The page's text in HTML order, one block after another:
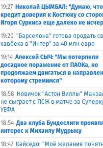
19:27 Николай ЦЫМБАЛ: "Думаю, что
кредит доверия к Костюку со
Игоря Суркиса еще далеко не
19:20 "Барселона" готова продать
хавбека в "Интер" за 40 млн евро
19:14 Алексей СЫЧ: "Мы потерпели
досадное поражение от ПАОКа, но
продолжаем двигаться в
которому стремимся"
18:58 Новичок "Астон Виллы"
не сыграет с ПСЖ в матче за
УЕФА
18:54 Два клуба Бундеслиги
интерес к Михаилу Мудрыку
18:47 Кайседо: "Моё желание